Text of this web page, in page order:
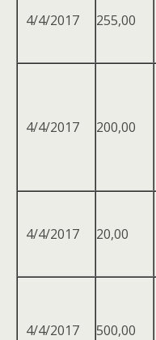
4/4/2017 255,00
4/4/2017 200,00
4/4/2017 20,00
4/4/2017 500,00